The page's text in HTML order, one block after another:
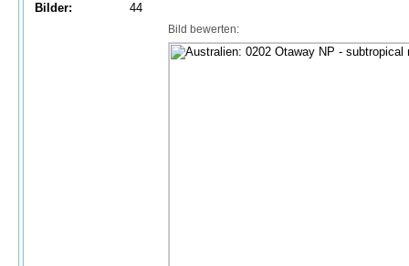
Bilder:
44
Bild bewerten: